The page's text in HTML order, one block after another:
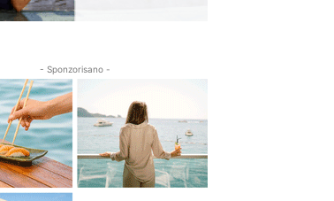
- Sponzorisano -